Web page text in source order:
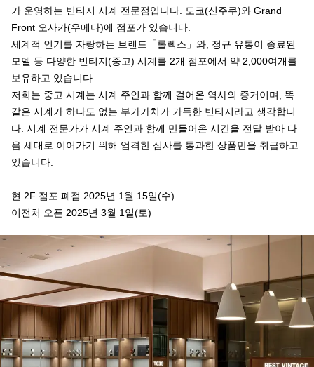
가 운영하는 빈티지 시계 전문점입니다. 도쿄(신주쿠)와 Grand
Front 오사카(우메다)에 점포가 있습니다.
세계적 인기를 자랑하는 브랜드「롤렉스」와, 정규 유통이 종료된
모델 등 다양한 빈티지(중고) 시계를 2개 점포에서 약 2,000여개를
보유하고 있습니다.
저희는 중고 시계는 시계 주인과 함께 걸어온 역사의 증거이며, 똑
같은 시계가 하나도 없는 부가가치가 가득한 빈티지라고 생각합니
다. 시계 전문가가 시계 주인과 함께 만들어온 시간을 전달 받아 다
음 세대로 이어가기 위해 엄격한 심사를 통과한 상품만을 취급하고
있습니다.
현 2F 점포 폐점 2025년 1월 15일(수)
이전처 오픈 2025년 3월 1일(토)